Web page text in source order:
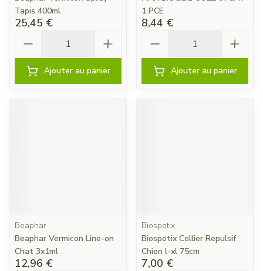
Tapis 400ml
25,45 €
Ajouter au panier
1 PCE
8,44 €
Ajouter au panier
Beaphar
Beaphar Vermicon Line-on
Chat 3x1ml
12,96 €
Biospotix
Biospotix Collier Repulsif
Chien l-xl 75cm
7,00 €